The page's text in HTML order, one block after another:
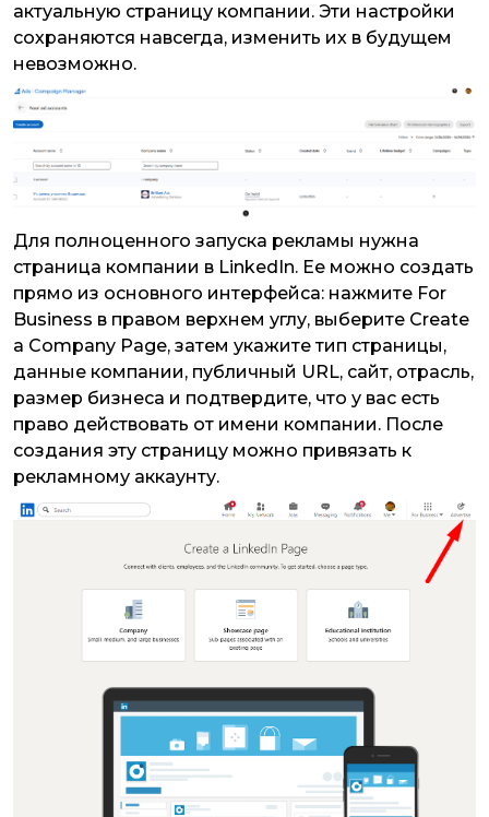
актуальную страницу компании. Эти настройки
сохраняются навсегда, изменить их в будущем
невозможно.
Для полноценного запуска рекламы нужна
страница компании в LinkedIn. Ее можно создать
прямо из основного интерфейса: нажмите For
Business в правом верхнем углу, выберите Create
a Company Page, затем укажите тип страницы,
данные компании, публичный URL, сайт, отрасль,
размер бизнеса и подтвердите, что у вас есть
право действовать от имени компании. После
создания эту страницу можно привязать к
рекламному аккаунту.